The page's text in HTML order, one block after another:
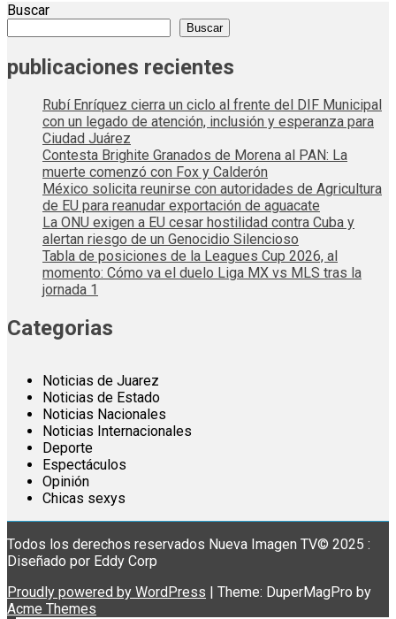
Buscar
Buscar
publicaciones recientes
Rubí Enríquez cierra un ciclo al frente del DIF Municipal
con un legado de atención, inclusión y esperanza para
Ciudad Juárez
Contesta Brighite Granados de Morena al PAN: La
muerte comenzó con Fox y Calderón
México solicita reunirse con autoridades de Agricultura
de EU para reanudar exportación de aguacate
La ONU exigen a EU cesar hostilidad contra Cuba y
alertan riesgo de un Genocidio Silencioso
Tabla de posiciones de la Leagues Cup 2026, al
momento: Cómo va el duelo Liga MX vs MLS tras la
jornada 1
Categorias
Noticias de Juarez
Noticias de Estado
Noticias Nacionales
Noticias Internacionales
Deporte
Espectáculos
Opinión
Chicas sexys
Todos los derechos reservados Nueva Imagen TV© 2025 :
Diseñado por Eddy Corp
Proudly powered by WordPress
Theme: DuperMagPro by
Acme Themes